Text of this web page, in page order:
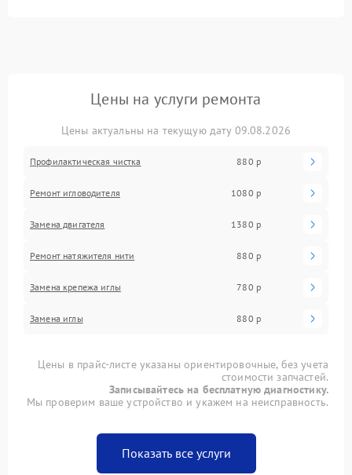
Цены на услуги ремонта
Цены актуальны на текущую дату 09.08.2026
Профилактическая чистка 880 р
Ремонт игловодителя 1080 р
Замена двигателя 1380 р
Ремонт натяжителя нити 880 р
Замена крепежа иглы 780 р
Замена иглы 880 р
Цены в прайс-листе указаны ориентировочные, без учета
стоимости запчастей.
Записывайтесь на бесплатную диагностику.
Мы проверим ваше устройство и укажем на неисправность.
Показать все услуги